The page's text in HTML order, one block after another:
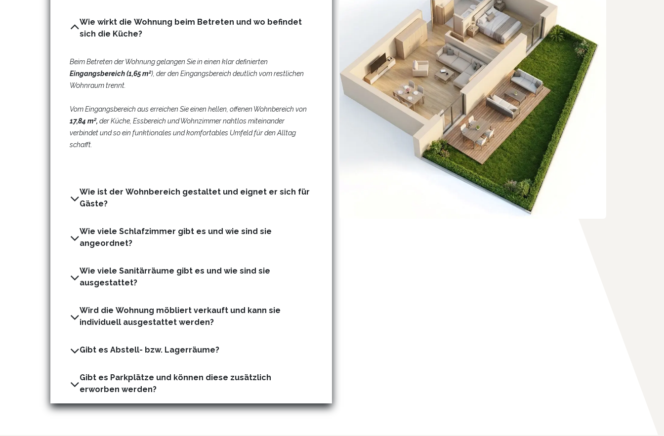
Wie wirkt die Wohnung beim Betreten und wo befindet
sich die Küche?
Beim Betreten der Wohnung gelangen Sie in einen klar definierten
Eingangsbereich (1,65 m²), der den Eingangsbereich deutlich vom restlichen
Wohnraum trennt.
Vom Eingangsbereich aus erreichen Sie einen hellen, offenen Wohnbereich von
17,84 m², der Küche, Essbereich und Wohnzimmer nahtlos miteinander
verbindet und so ein funktionales und komfortables Umfeld für den Alltag
schafft.
Wie ist der Wohnbereich gestaltet und eignet er sich für
Gäste?
Wie viele Schlafzimmer gibt es und wie sind sie
angeordnet?
Wie viele Sanitärräume gibt es und wie sind sie
ausgestattet?
Wird die Wohnung möbliert verkauft und kann sie
individuell ausgestattet werden?
Gibt es Abstell- bzw. Lagerräume?
Gibt es Parkplätze und können diese zusätzlich
erworben werden?